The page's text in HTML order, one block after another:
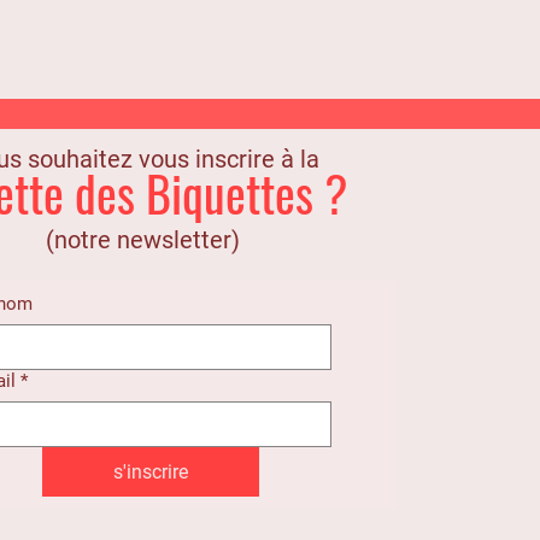
souhaitez vous inscrire à la
des Biquettes ?
(notre newsletter)
*
s'inscrire